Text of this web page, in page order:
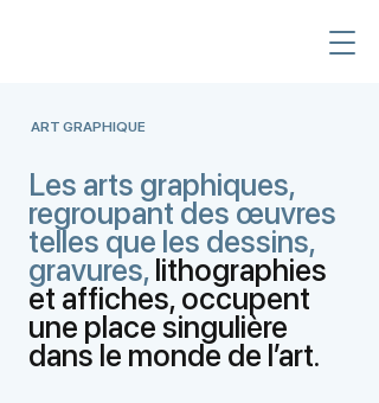
ART GRAPHIQUE
Les arts graphiques,
regroupant des œuvres
telles que les dessins,
gravures,lithographies
et affiches, occupent
une place singulière
dans le monde de l’art.